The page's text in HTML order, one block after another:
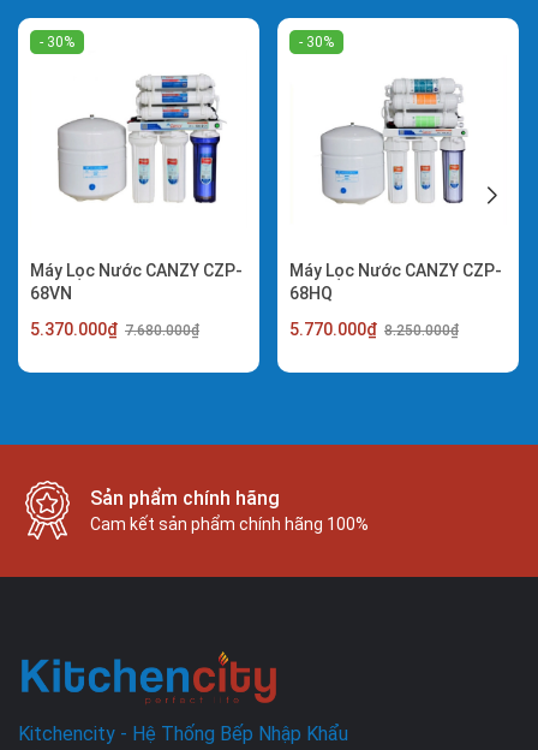
- 30%
Máy Lọc Nước CANZY CZP-
68VN
5.370.000₫ 7.680.000₫
- 30%
Máy Lọc Nước CANZY CZP-
68HQ
5.770.000₫ 8.250.000₫
Sản phẩm chính hãng
Cam kết sản phẩm chính hãng 100%
Kitchencity - Hệ Thống Bếp Nhập Khẩu